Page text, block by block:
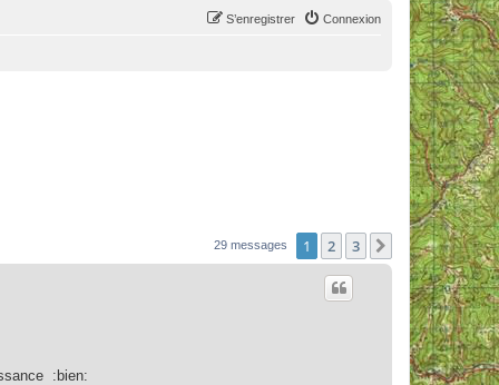
Connexion
S’enregistrer
29 messages 1 2 3 Suivante
:bien: